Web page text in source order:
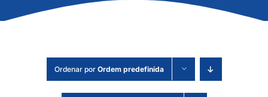
Ordenar por Ordem predefinida